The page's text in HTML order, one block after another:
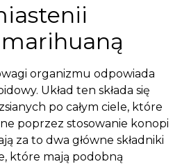
organizmu odpowiada
Układ ten składa się
po całym ciele, które
poprzez stosowanie konopi
za to dwa główne składniki
które mają podobną